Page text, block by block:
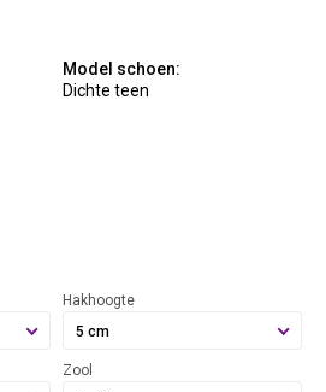
Model schoen:
Dichte teen
Hakhoogte
5 cm
Zool